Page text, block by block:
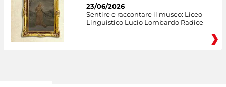
23/06/2026
Sentire e raccontare il museo: Liceo
Linguistico Lucio Lombardo Radice